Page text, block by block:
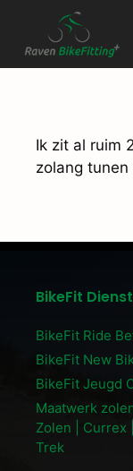
Ik zit al ruim
zolang
BikeFit
BikeFit Ride
BikeFit New
BikeFit Jeugd
Maatwerk
Zolen | Currex
Trek